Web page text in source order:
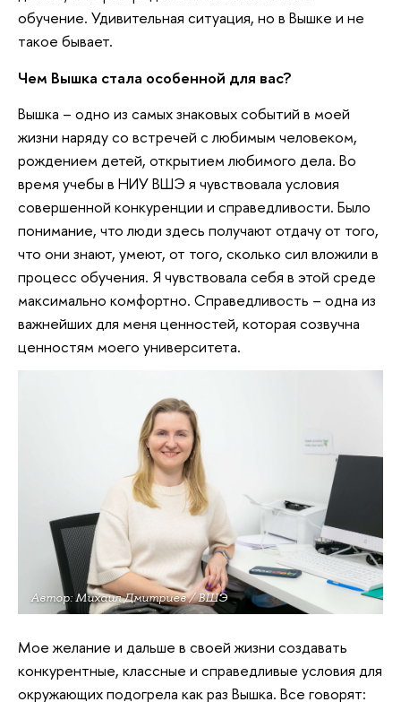
обучение. Удивительная ситуация, но в Вышке и не
такое бывает.
Чем Вышка стала особенной для вас?
Вышка – одно из самых знаковых событий в моей
жизни наряду со встречей с любимым человеком,
рождением детей, открытием любимого дела. Во
время учебы в НИУ ВШЭ я чувствовала условия
совершенной конкуренции и справедливости. Было
понимание, что люди здесь получают отдачу от того,
что они знают, умеют, от того, сколько сил вложили в
процесс обучения. Я чувствовала себя в этой среде
максимально комфортно. Справедливость – одна из
важнейших для меня ценностей, которая созвучна
ценностям моего университета.
Автор: Михаил Дмитриев / ВШЭ
Мое желание и дальше в своей жизни создавать
конкурентные, классные и справедливые условия для
окружающих подогрела как раз Вышка. Все говорят: